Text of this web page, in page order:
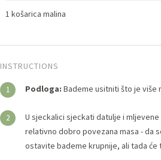
1 košarica malina
INSTRUCTIONS
1 Podloga: Bademe usitniti što je više
2
U sjeckalici sjeckati datulje i
relativno dobro povezana masa - da
ostavite bademe krupnije, ali tada će